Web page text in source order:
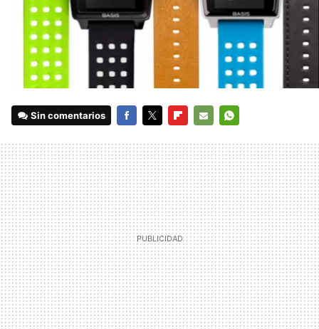
Sin comentarios
MAIL